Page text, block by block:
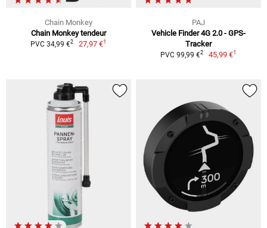
Chain Monkey
Chain Monkey tendeur
PVC 34,99 €2 27,97 €1
PAJ
Vehicle Finder 4G 2.0 - GPS-
Tracker
PVC 99,99 €2 45,99 €1